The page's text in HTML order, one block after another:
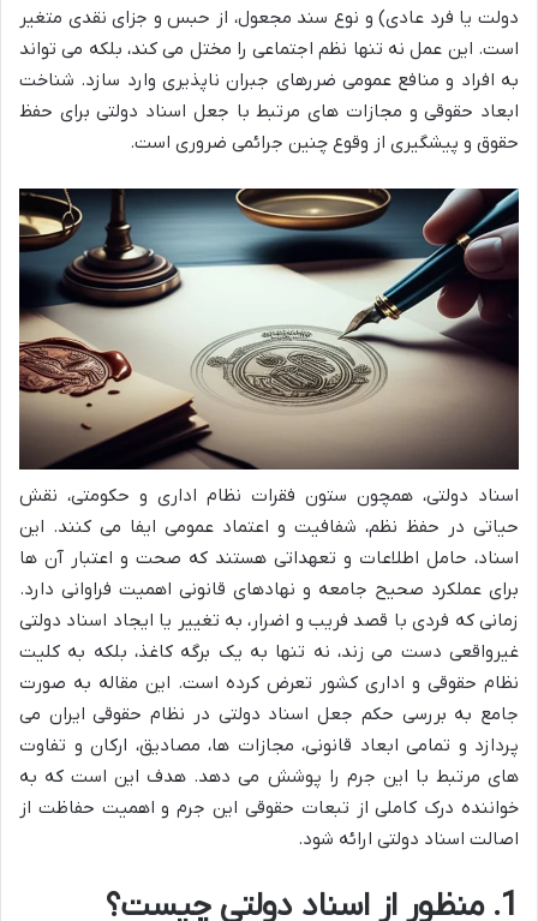
دولت یا فرد عادی) و نوع سند مجعول، از حبس و جزای نقدی متغیر
است. این عمل نه تنها نظم اجتماعی را مختل می کند، بلکه می تواند
به افراد و منافع عمومی ضررهای جبران ناپذیری وارد سازد. شناخت
ابعاد حقوقی و مجازات های مرتبط با جعل اسناد دولتی برای حفظ
حقوق و پیشگیری از وقوع چنین جرائمی ضروری است.
اسناد دولتی، همچون ستون فقرات نظام اداری و حکومتی، نقش
حیاتی در حفظ نظم، شفافیت و اعتماد عمومی ایفا می کنند. این
اسناد، حامل اطلاعات و تعهداتی هستند که صحت و اعتبار آن ها
برای عملکرد صحیح جامعه و نهادهای قانونی اهمیت فراوانی دارد.
زمانی که فردی با قصد فریب و اضرار، به تغییر یا ایجاد اسناد دولتی
غیرواقعی دست می زند، نه تنها به یک برگه کاغذ، بلکه به کلیت
نظام حقوقی و اداری کشور تعرض کرده است. این مقاله به صورت
جامع به بررسی حکم جعل اسناد دولتی در نظام حقوقی ایران می
پردازد و تمامی ابعاد قانونی، مجازات ها، مصادیق، ارکان و تفاوت
های مرتبط با این جرم را پوشش می دهد. هدف این است که به
خواننده درک کاملی از تبعات حقوقی این جرم و اهمیت حفاظت از
اصالت اسناد دولتی ارائه شود.
1. منظور از اسناد دولتی چیست؟